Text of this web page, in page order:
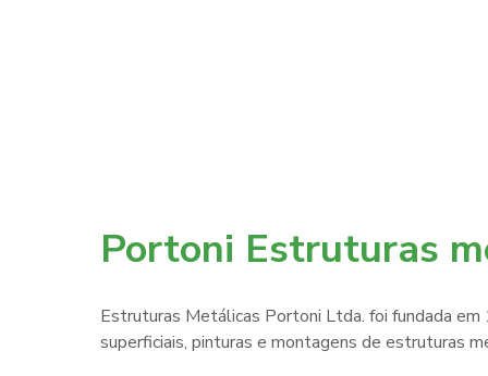
Portoni Estruturas
Estruturas Metálicas Portoni Ltda. foi fundada
superficiais, pinturas e montagens de estruturas